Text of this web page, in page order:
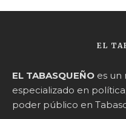
EL
EL TABASQUEÑO es un
especializado en
poder público en